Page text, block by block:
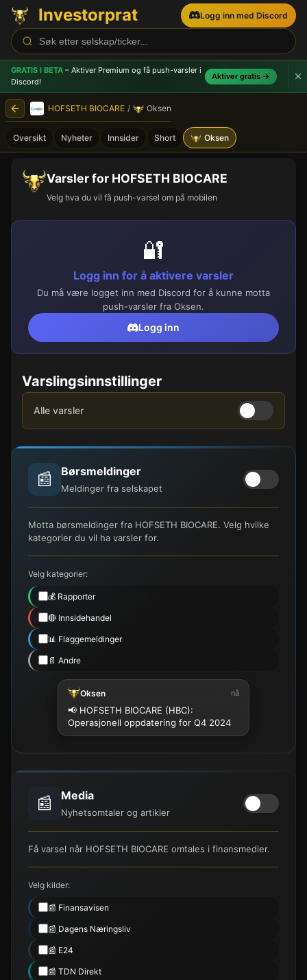
Investorprat Logg inn med Discord
GRATIS I BETA – Aktiver Premium og få push-varsler i
Discord!
Aktiver gratis →
HOFSETH BIOCARE / Oksen
Oversikt Nyheter Innsider Short Oksen
Varsler for HOFSETH BIOCARE
Velg hva du vil få push-varsel om på mobilen
🔐
Logg inn for å aktivere varsler
Du må være logget inn med Discord for å kunne motta
push-varsler fra Oksen.
Logg inn
Varslingsinnstillinger
Alle varsler
📰 Børsmeldinger
Meldinger fra selskapet
Motta børsmeldinger fra HOFSETH BIOCARE. Velg hvilke
kategorier du vil ha varsler for.
Velg kategorier:
💰 Rapporter
🔴 Innsidehandel
📊 Flaggemeldinger
📄 Andre
Oksen nå
📢 HOFSETH BIOCARE (HBC):
Operasjonell oppdatering for Q4 2024
📰 Media
Nyhetsomtaler og artikler
Få varsel når HOFSETH BIOCARE omtales i finansmedier.
Velg kilder:
📰 Finansavisen
📰 Dagens Næringsliv
📰 E24
📰 TDN Direkt